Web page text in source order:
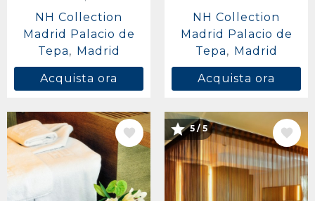
NH Collection
Madrid Palacio de
Tepa
Madrid
Acquista ora
NH Collection
Madrid Palacio de
Tepa
Madrid
Acquista ora
IMMAGINE IMMAGINE
5 / 5